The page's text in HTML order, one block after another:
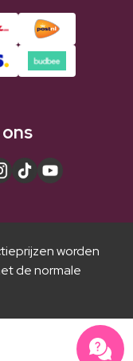
worden
de normale